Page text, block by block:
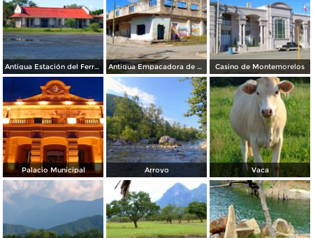
Antigua Estación del Ferrocarril Antigua Empacadora de Naranjas Nuevo León Casino de Montemorelos
Palacio Municipal Arroyo Vaca